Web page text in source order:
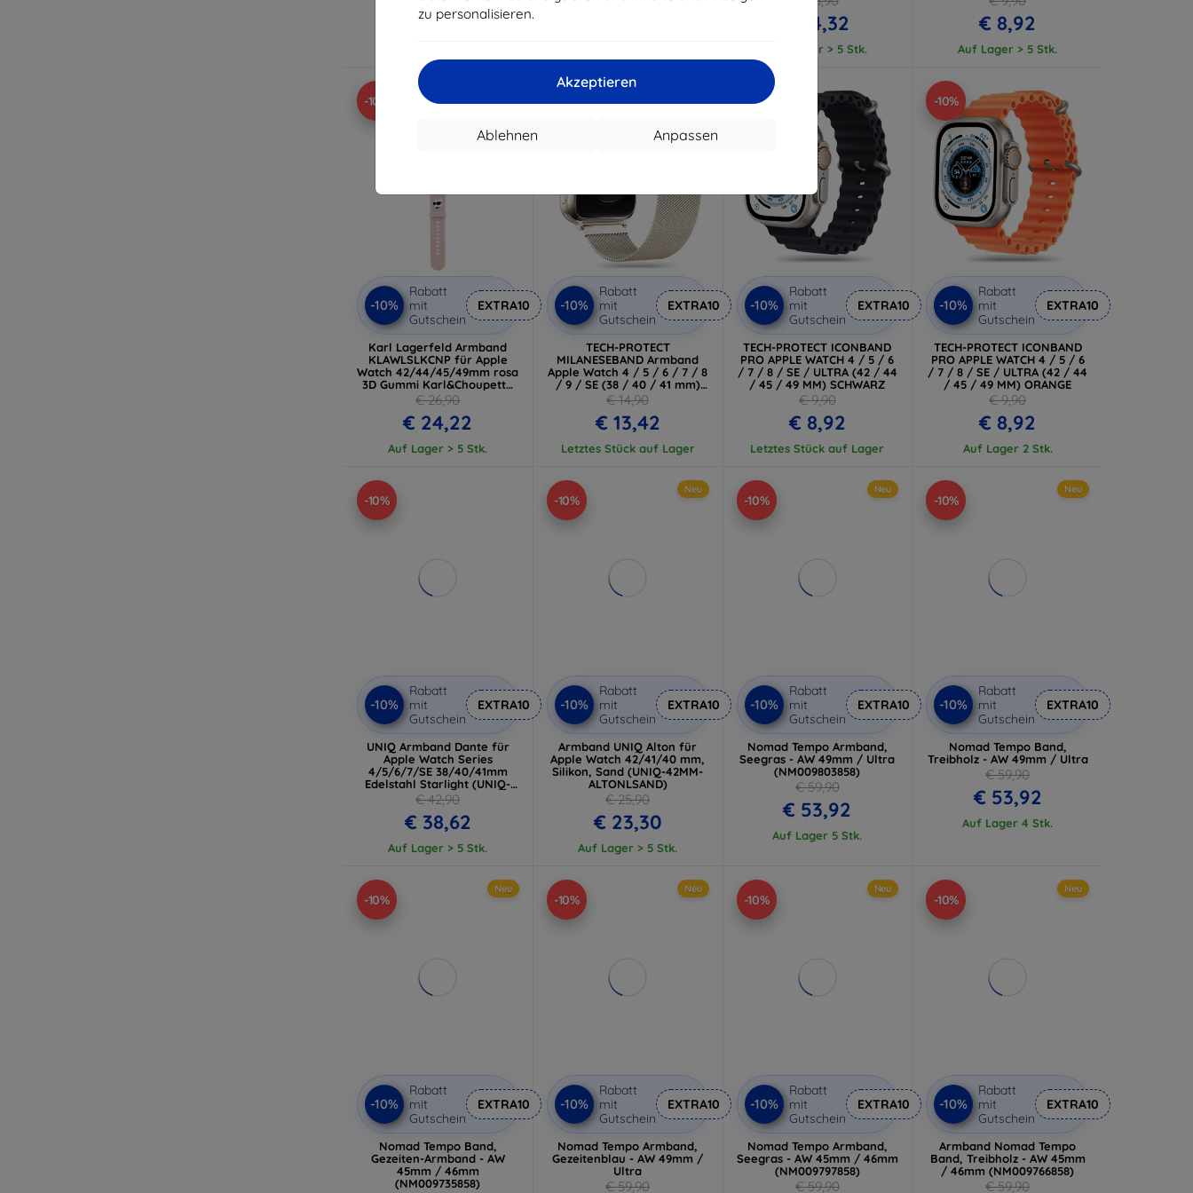
zu personalisieren.
Akzeptieren
Anpassen
Ablehnen
€ 9,80
(5906302301539)
€ 14,32
Auf Lager > 5 Stk.
(5906302310272)
€ 8,92
Auf Lager > 5 Stk.
-10%
-10%
Rabatt
mit
Gutschein
EXTRA10
Karl Lagerfeld Armband
KLAWLSLKCNP für Apple
Watch 42/44/45/49mm rosa
3D Gummi Karl&Choupette
Köpfe (KLAWLSLKCNP)
€ 26,90
€ 24,22
Auf Lager > 5 Stk.
-10%
-10%
Rabatt
mit
Gutschein
EXTRA10
TECH-PROTECT
MILANESEBAND Armband
Apple Watch 4 / 5 / 6 / 7 / 8
/ 9 / SE (38 / 40 / 41 mm)
Starlight (9319456607260)
€ 14,90
€ 13,42
Letztes Stück auf Lager
-10%
-10%
Rabatt
mit
Gutschein
EXTRA10
TECH-PROTECT ICONBAND
PRO APPLE WATCH 4 / 5 / 6
/ 7 / 8 / SE / ULTRA (42 / 44
/ 45 / 49 MM) SCHWARZ
€ 9,90
€ 8,92
Letztes Stück auf Lager
-10%
-10%
Rabatt
mit
Gutschein
EXTRA10
TECH-PROTECT ICONBAND
PRO APPLE WATCH 4 / 5 / 6
/ 7 / 8 / SE / ULTRA (42 / 44
/ 45 / 49 MM) ORANGE
€ 9,90
€ 8,92
Auf Lager 2 Stk.
-10%
-10%
Rabatt
mit
Gutschein
EXTRA10
UNIQ Armband Dante für
Apple Watch Series
4/5/6/7/SE 38/40/41mm
Edelstahl Starlight (UNIQ-
41MM-DANSLGT)
€ 42,90
€ 38,62
Auf Lager > 5 Stk.
-10%
Neu
-10%
Rabatt
mit
Gutschein
EXTRA10
Armband UNIQ Alton für
Apple Watch 42/41/40 mm,
Silikon, Sand (UNIQ-42MM-
ALTONLSAND)
€ 25,90
€ 23,30
Auf Lager > 5 Stk.
-10%
Neu
-10%
Rabatt
mit
Gutschein
EXTRA10
Nomad Tempo Armband,
Seegras - AW 49mm / Ultra
(NM009803858)
€ 59,90
€ 53,92
Auf Lager 5 Stk.
-10%
Neu
-10%
Rabatt
mit
Gutschein
EXTRA10
Nomad Tempo Band,
Treibholz - AW 49mm / Ultra
€ 59,90
€ 53,92
Auf Lager 4 Stk.
-10%
Neu
-10%
Rabatt
mit
Gutschein
EXTRA10
Nomad Tempo Band,
Gezeiten-Armband - AW
45mm / 46mm
(NM009735858)
-10%
Neu
-10%
Rabatt
mit
Gutschein
EXTRA10
Nomad Tempo Armband,
Gezeitenblau - AW 49mm /
Ultra
€ 59,90
-10%
Neu
-10%
Rabatt
mit
Gutschein
EXTRA10
Nomad Tempo Armband,
Seegras - AW 45mm / 46mm
(NM009797858)
€ 59,90
-10%
Neu
-10%
Rabatt
mit
Gutschein
EXTRA10
Armband Nomad Tempo
Band, Treibholz - AW 45mm
/ 46mm (NM009766858)
€ 59,90